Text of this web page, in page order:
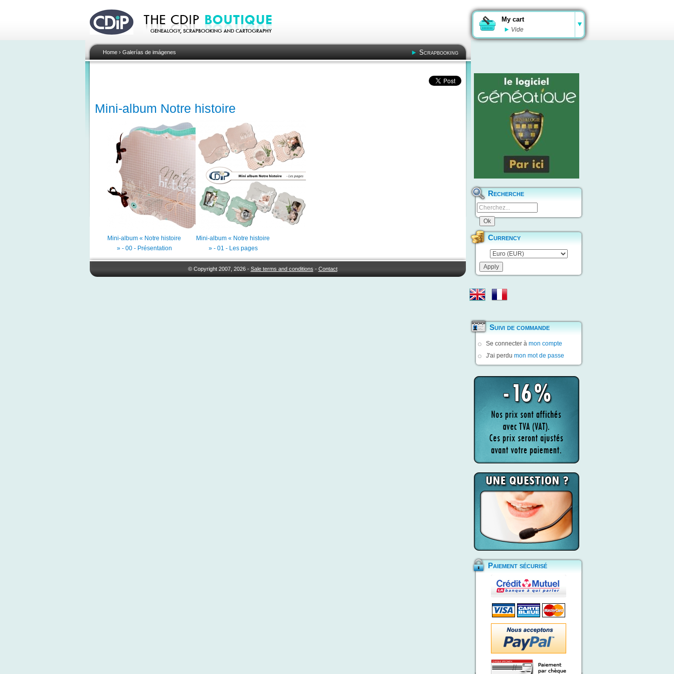
My cart
Vide
Home› Galerías de imágenes Scrapbooking
Mini-album Notre histoire
Mini-album « Notre histoire
» - 00 - Présentation
Mini-album « Notre histoire
» - 01 - Les pages
© Copyright 2007, 2026 - Sale terms and conditions - Contact
Recherche
Currency
Suivi de commande
Se connecter à mon compte
J'ai perdu mon mot de passe
Paiement sécurisé